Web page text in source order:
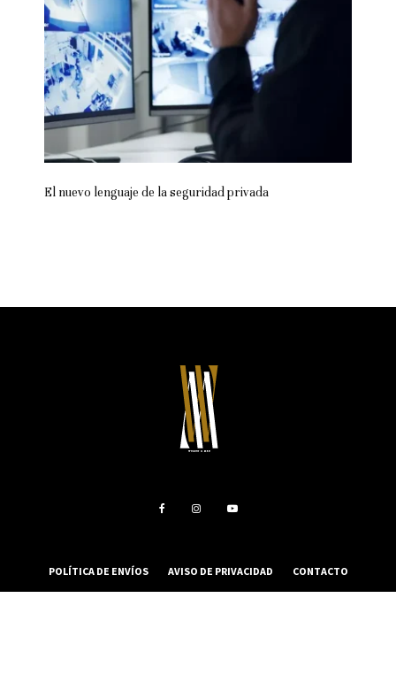
El nuevo lenguaje de la seguridad privada
POLÍTICA DE ENVÍOS AVISO DE PRIVACIDAD CONTACTO